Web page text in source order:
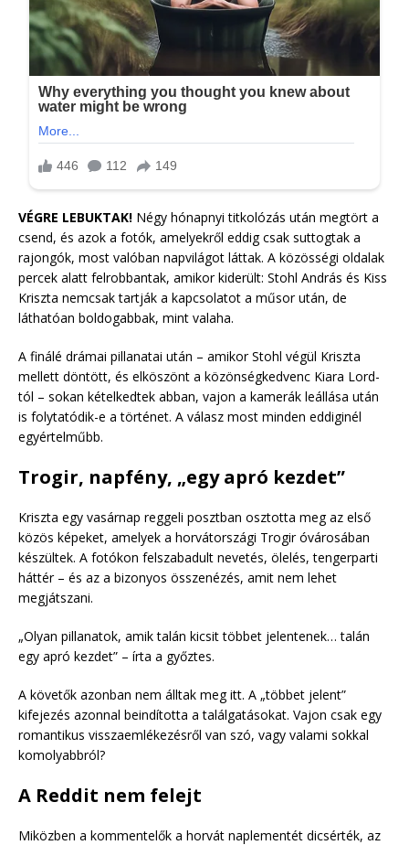
VÉGRE LEBUKTAK! Négy hónapnyi titkolózás után megtört a
csend, és azok a fotók, amelyekről eddig csak suttogtak a
rajongók, most valóban napvilágot láttak. A közösségi oldalak
percek alatt felrobbantak, amikor kiderült: Stohl András és Kiss
Kriszta nemcsak tartják a kapcsolatot a műsor után, de
láthatóan boldogabbak, mint valaha.
A finálé drámai pillanatai után – amikor Stohl végül Kriszta
mellett döntött, és elköszönt a közönségkedvenc Kiara Lord-
tól – sokan kételkedtek abban, vajon a kamerák leállása után
is folytatódik-e a történet. A válasz most minden eddiginél
egyértelműbb.
Trogir, napfény, „egy apró kezdet”
Kriszta egy vasárnap reggeli posztban osztotta meg az első
közös képeket, amelyek a horvátországi Trogir óvárosában
készültek. A fotókon felszabadult nevetés, ölelés, tengerparti
háttér – és az a bizonyos összenézés, amit nem lehet
megjátszani.
„Olyan pillanatok, amik talán kicsit többet jelentenek… talán
egy apró kezdet” – írta a győztes.
A követők azonban nem álltak meg itt. A „többet jelent”
kifejezés azonnal beindította a találgatásokat. Vajon csak egy
romantikus visszaemlékezésről van szó, vagy valami sokkal
komolyabbról?
A Reddit nem felejt
Miközben a kommentelők a horvát naplementét dicsérték, az